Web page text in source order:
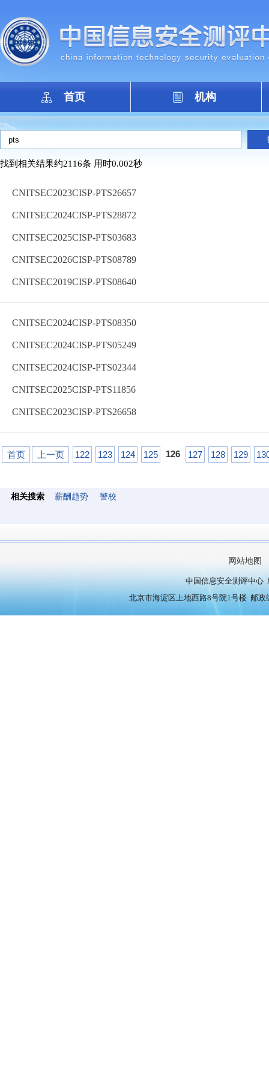
首页 机构
找到相关结果约2116条 用时0.002秒
CNITSEC2023CISP-PTS26657
CNITSEC2024CISP-PTS28872
CNITSEC2025CISP-PTS03683
CNITSEC2026CISP-PTS08789
CNITSEC2019CISP-PTS08640
CNITSEC2024CISP-PTS08350
CNITSEC2024CISP-PTS05249
CNITSEC2024CISP-PTS02344
CNITSEC2025CISP-PTS11856
CNITSEC2023CISP-PTS26658
首页 上一页 122 123 124 125 126 127 128 129
相关搜索 薪酬趋势 警校
网站地图
中国信息安全测评中心
北京市海淀区上地西路8号院1号楼 邮